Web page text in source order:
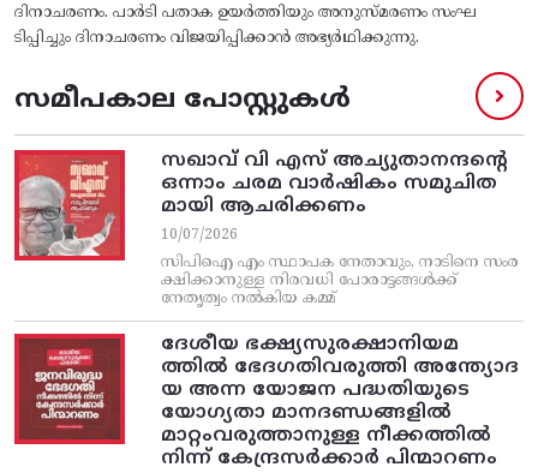
ദിനാചരണം. പാർടി പതാക ഉയർത്തിയും അനുസ്മരണം സംഘ
ടിപ്പിച്ചും ദിനാചരണം വിജയിപ്പിക്കാൻ അഭ്യർഥിക്കുന്നു.
സമീപകാല പോസ്റ്റുകൾ
സഖാവ് വി എസ്‌ അച്യുതാനന്ദന്റെ
ഒന്നാം ചരമ വാര്‍ഷികം സമുചിത
മായി ആചരിക്കണം
10/07/2026
സിപിഐ എം സ്ഥാപക നേതാവും, നാടിനെ സംര
ക്ഷിക്കാനുള്ള നിരവധി പോരാട്ടങ്ങള്‍ക്ക്‌
നേതൃത്വം നല്‍കിയ കമ്മ്
ദേശീയ ഭക്ഷ്യസുരക്ഷാനിയമ
ത്തിൽ ഭേദഗതിവരുത്തി അന്ത്യോദ
യ അന്ന യോജന പദ്ധതിയുടെ
യോഗ്യതാ മാനദണ്ഡങ്ങളിൽ
മാറ്റംവരുത്താനുള്ള നീക്കത്തിൽ
നിന്ന്‌ കേന്ദ്രസർക്കാർ പിന്മാറണം